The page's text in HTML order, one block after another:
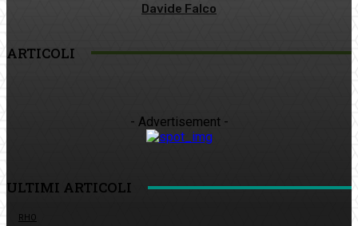
Davide Falco
ARTICOLI
- Advertisement -
ULTIMI ARTICOLI
RHO